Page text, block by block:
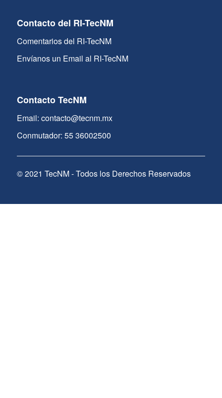
Contacto del RI-TecNM
Comentarios del RI-TecNM
Envíanos un Email al RI-TecNM
Contacto TecNM
Email: contacto@tecnm.mx
Conmutador: 55 36002500
© 2021 TecNM - Todos los Derechos Reservados